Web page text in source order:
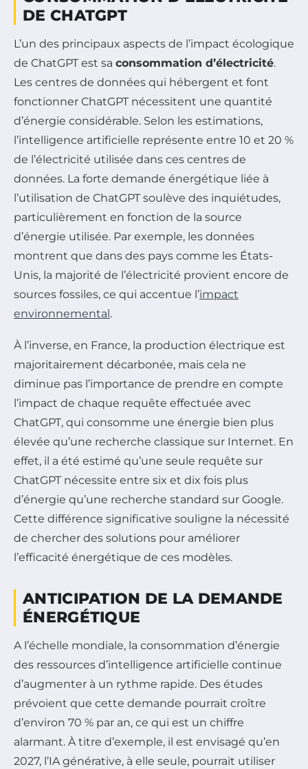
DE CHATGPT
L’un des principaux aspects de l’impact écologique
de ChatGPT est sa consommation d’électricité.
Les centres de données qui hébergent et font
fonctionner ChatGPT nécessitent une quantité
d’énergie considérable. Selon les estimations,
l’intelligence artificielle représente entre 10 et 20 %
de l’électricité utilisée dans ces centres de
données. La forte demande énergétique liée à
l’utilisation de ChatGPT soulève des inquiétudes,
particulièrement en fonction de la source
d’énergie utilisée. Par exemple, les données
montrent que dans des pays comme les États-
Unis, la majorité de l’électricité provient encore de
sources fossiles, ce qui accentue l’impact
environnemental.
À l’inverse, en France, la production électrique est
majoritairement décarbonée, mais cela ne
diminue pas l’importance de prendre en compte
l’impact de chaque requête effectuée avec
ChatGPT, qui consomme une énergie bien plus
élevée qu’une recherche classique sur Internet. En
effet, il a été estimé qu’une seule requête sur
ChatGPT nécessite entre six et dix fois plus
d’énergie qu’une recherche standard sur Google.
Cette différence significative souligne la nécessité
de chercher des solutions pour améliorer
l’efficacité énergétique de ces modèles.
ANTICIPATION DE LA DEMANDE
ÉNERGÉTIQUE
A l’échelle mondiale, la consommation d’énergie
des ressources d’intelligence artificielle continue
d’augmenter à un rythme rapide. Des études
prévoient que cette demande pourrait croître
d’environ 70 % par an, ce qui est un chiffre
alarmant. À titre d’exemple, il est envisagé qu’en
2027, l’IA générative, à elle seule, pourrait utiliser